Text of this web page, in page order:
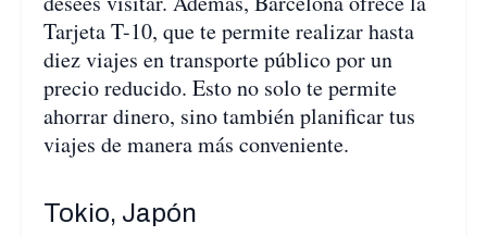
Tarjeta T-10, que te permite realizar hasta
diez viajes en transporte público por un
precio reducido. Esto no solo te permite
ahorrar dinero, sino también planificar tus
viajes de manera más conveniente.
Tokio, Japón